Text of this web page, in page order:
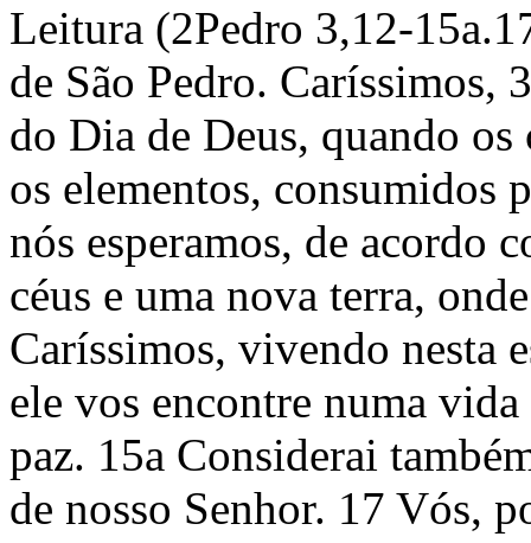
Leitura (2Pedro 3,12-
de São Pedro. Caríssimos,
do Dia de Deus, quando os
os elementos, consumidos
nós esperamos, de acordo
céus e uma nova terra,
Caríssimos, vivendo nesta
ele vos encontre numa
paz. 15a Considerai
de nosso Senhor. 17 Vós,